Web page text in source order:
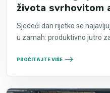
života svrhovitom
Sjedeći dan rijetko se
u zamah: produktivno jutro
PROČITAJTE VIŠE